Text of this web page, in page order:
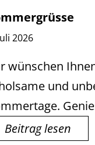
2026
wünschen
und
Beitrag lesen